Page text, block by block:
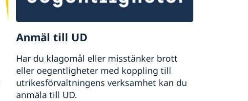
Anmäl till UD
Har du klagomål eller misstänker brott
eller oegentligheter med koppling till
utrikesförvaltningens verksamhet kan du
anmäla till UD.